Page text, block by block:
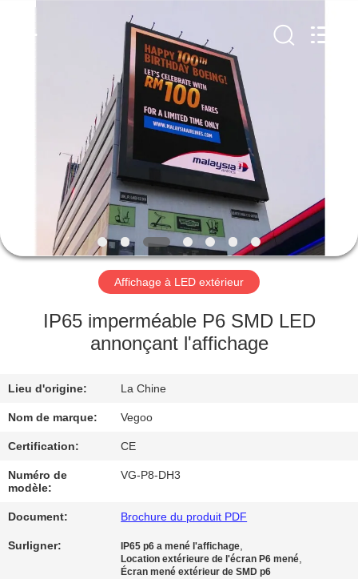
MAISON
PRODUITS
VIDÉOS
PROPOS
VISITE
DE
L'USINE
CONTRÔLE
DE
Affichage à LED extérieur
IP65 imperméable P6 SMD LED
annonçant l'affichage
Lieu d'origine: La Chine
Nom de marque: Vegoo
Certification: CE
Numéro de
modèle:
VG-P8-DH3
Document: Brochure du produit PDF
Surligner: IP65 p6 a mené l'affichage,
Location extérieure de l'écran P6 mené,
Écran mené extérieur de SMD p6